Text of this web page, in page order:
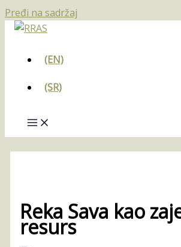
Pređi na sadržaj
(EN)
(SR)
Reka Sava kao
resurs